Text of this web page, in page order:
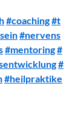
#coaching#t
#nervens
#mentoring#
#
#heilpraktike